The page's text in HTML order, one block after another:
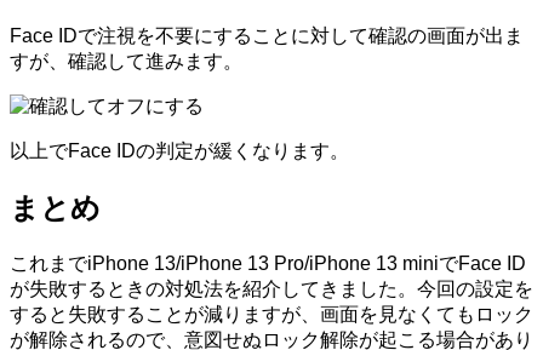
Face IDで注視を不要にすることに対して確認の画面が出ま
すが、確認して進みます。
以上でFace IDの判定が緩くなります。
まとめ
これまでiPhone 13/iPhone 13 Pro/iPhone 13 miniでFace ID
が失敗するときの対処法を紹介してきました。今回の設定を
すると失敗することが減りますが、画面を見なくてもロック
が解除されるので、意図せぬロック解除が起こる場合があり